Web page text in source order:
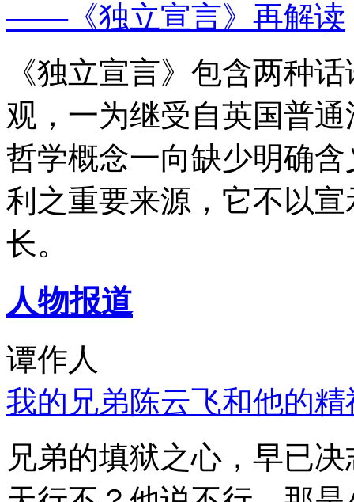
——《独立宣言》再解读
《独立宣言》包含两种
观，一为继受自英国普
哲学概念一向缺少明确
利之重要来源，它不以
长。
人物报道
谭作人
我的兄弟陈云飞和他的
兄弟的填狱之心，早已